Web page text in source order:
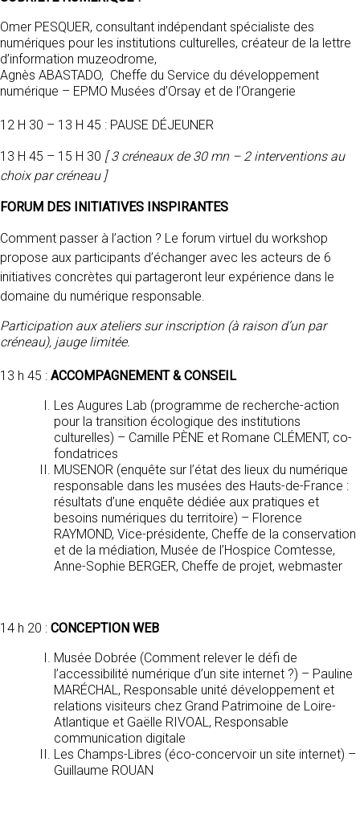
Omer PESQUER, consultant indépendant spécialiste des
numériques pour les institutions culturelles, créateur de la lettre
d’information muzeodrome,
Agnès ABASTADO, Cheffe du Service du développement
numérique – EPMO Musées d’Orsay et de l’Orangerie
12 H 30 – 13 H 45 : PAUSE DÉJEUNER
13 H 45 – 15 H 30 [ 3 créneaux de 30 mn – 2 interventions au
choix par créneau ]
FORUM DES INITIATIVES INSPIRANTES
Comment passer à l’action ? Le forum virtuel du workshop
propose aux participants d’échanger avec les acteurs de 6
initiatives concrètes qui partageront leur expérience dans le
domaine du numérique responsable.
Participation aux ateliers sur inscription (à raison d’un par
créneau), jauge limitée.
13 h 45 : ACCOMPAGNEMENT & CONSEIL
Les Augures Lab (programme de recherche-action
pour la transition écologique des institutions
culturelles) – Camille PÈNE et Romane CLÉMENT, co-
fondatrices
MUSENOR (enquête sur l’état des lieux du numérique
responsable dans les musées des Hauts-de-France :
résultats d’une enquête dédiée aux pratiques et
besoins numériques du territoire) – Florence
RAYMOND, Vice-présidente, Cheffe de la conservation
et de la médiation, Musée de l’Hospice Comtesse,
Anne-Sophie BERGER, Cheffe de projet, webmaster
14 h 20 : CONCEPTION WEB
Musée Dobrée (Comment relever le défi de
l’accessibilité numérique d’un site internet ?) – Pauline
MARÉCHAL, Responsable unité développement et
relations visiteurs chez Grand Patrimoine de Loire-
Atlantique et Gaëlle RIVOAL, Responsable
communication digitale
Les Champs-Libres (éco-concervoir un site internet) –
Guillaume ROUAN